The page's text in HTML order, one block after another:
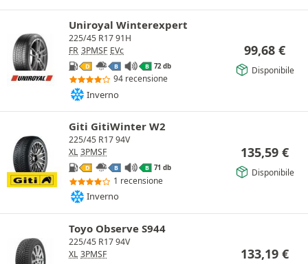
Uniroyal Winterexpert
225/45 R17 91H
FR 3PMSF EVc
D B B 72 db
94 recensione
Inverno
99,68 €
Disponibile
Giti GitiWinter W2
225/45 R17 94V
XL 3PMSF
D B B 71 db
1 recensione
Inverno
135,59 €
Disponibile
Toyo Observe S944
225/45 R17 94V
XL 3PMSF 133,19 €